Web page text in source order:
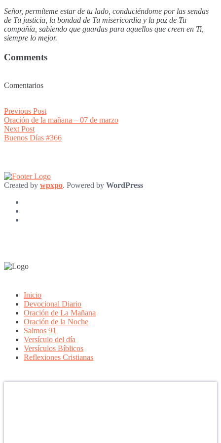
Señor, permíteme estar de tu lado, conduciéndome por las sendas
de Tu justicia, la bondad de Tu misericordia y la paz de Tu
compañía, sabiendo que guardas para aquellos que creen en Ti,
siempre lo mejor.
Comments
Comentarios
Post
navigation
Previous PostPrevious
post:
Oración de la mañana – 07 de marzo
Next PostNext
post:
Buenos Días #366
Created by wpxpo. Powered by WordPress
Inicio
Devocional Diario
Oración de La Mañana
Oración de la Noche
Salmos 91
Versículo del día
Versículos Bíblicos
Reflexiones Cristianas